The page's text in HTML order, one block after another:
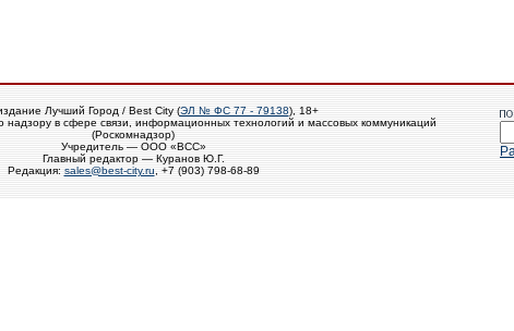
Лучший Город / Best City (ЭЛ № ФС 77 - 79138), 18+
в сфере связи, информационных технологий и массовых коммуникаций
(Роскомнадзор)
Учредитель — ООО «ВСС»
Главный редактор — Куранов Ю.Г.
Редакция: sales@best-city.ru , +7 (903) 798-68-89